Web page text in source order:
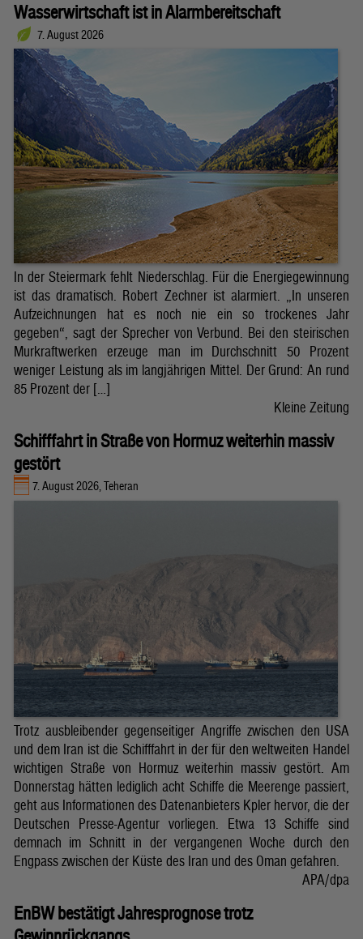
Wasserwirtschaft ist in Alarmbereitschaft
7. August 2026
In der Steiermark fehlt Niederschlag. Für die Energiegewinnung
ist das dramatisch. Robert Zechner ist alarmiert. „In unseren
Aufzeichnungen hat es noch nie ein so trockenes Jahr
gegeben“, sagt der Sprecher von Verbund. Bei den steirischen
Murkraftwerken erzeuge man im Durchschnitt 50 Prozent
weniger Leistung als im langjährigen Mittel. Der Grund: An rund
85 Prozent der […]
Kleine Zeitung
Schifffahrt in Straße von Hormuz weiterhin massiv
gestört
7. August 2026, Teheran
Trotz ausbleibender gegenseitiger Angriffe zwischen den USA
und dem Iran ist die Schifffahrt in der für den weltweiten Handel
wichtigen Straße von Hormuz weiterhin massiv gestört. Am
Donnerstag hätten lediglich acht Schiffe die Meerenge passiert,
geht aus Informationen des Datenanbieters Kpler hervor, die der
Deutschen Presse-Agentur vorliegen. Etwa 13 Schiffe sind
demnach im Schnitt in der vergangenen Woche durch den
Engpass zwischen der Küste des Iran und des Oman gefahren.
APA/dpa
EnBW bestätigt Jahresprognose trotz